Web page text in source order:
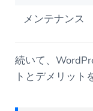
メンテナンス
続いて、
トとデメリット